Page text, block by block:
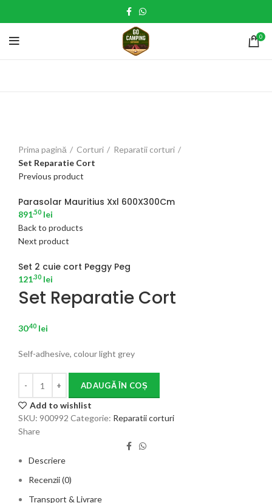
0
Prima pagină
Corturi
Reparatii corturi
Set Reparatie Cort
Previous product
Parasolar Mauritius Xxl 600X300Cm
891.50 lei
Back to products
Next product
Set 2 cuie cort Peggy Peg
121.30 lei
Set Reparatie Cort
30.40 lei
Self-adhesive, colour light grey
ADAUGĂ ÎN COȘ
Add to wishlist
SKU: 900992 Categorie: Reparatii corturi
Share
Descriere
Recenzii (0)
Transport & Livrare